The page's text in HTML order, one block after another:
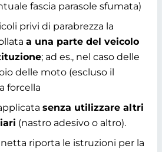
fascia parasole sfumata)
privi di parabrezza la
a una parte del veicolo
; ad es., nel caso delle
delle moto (escluso il
forcella
senza utilizzare altri
(nastro adesivo o altro).
riporta le istruzioni per la